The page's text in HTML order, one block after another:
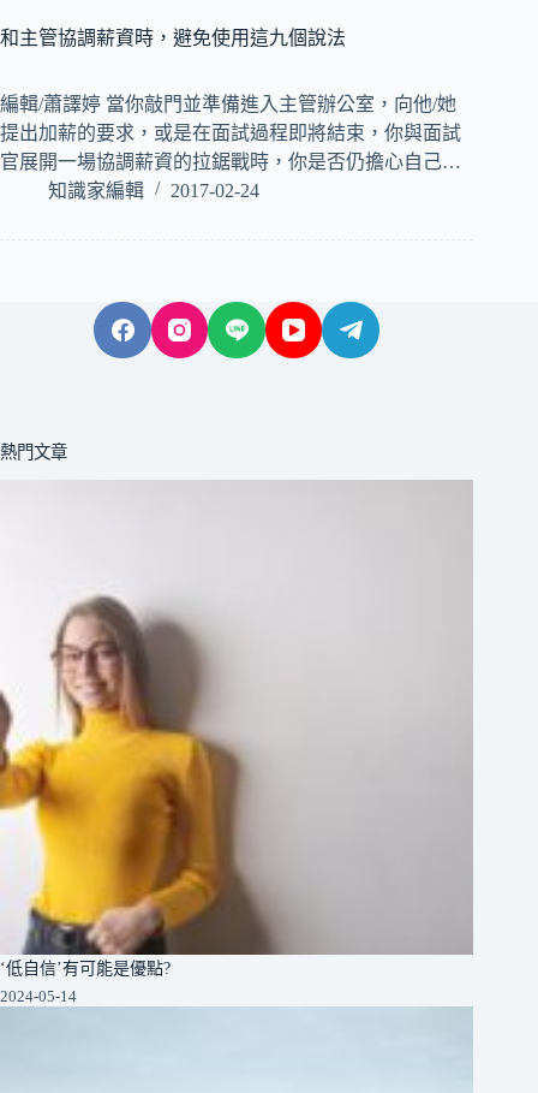
和主管協調薪資時，避免使用這九個說法
編輯/蕭譯婷 當你敲門並準備進入主管辦公室，向他/她
提出加薪的要求，或是在面試過程即將結束，你與面試
官展開一場協調薪資的拉鋸戰時，你是否仍擔心自己…
知識家編輯
2017-02-24
熱門文章
‘低自信’有可能是優點?
2024-05-14